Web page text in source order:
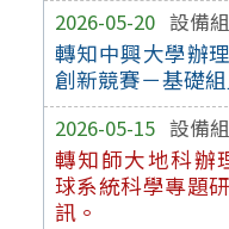
2026-05-20 設備組
轉知中興大學辦
創新競賽－基礎
2026-05-15 設備組
轉知師大地科辦
球系統科學專題
訊。